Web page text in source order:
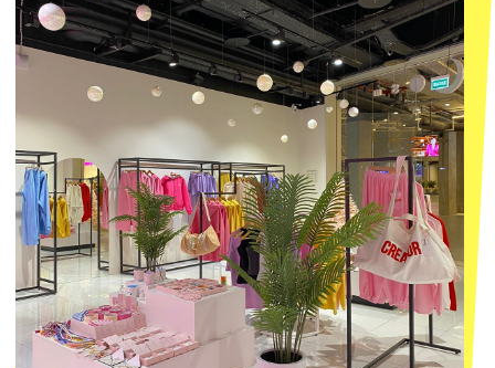
ОГРНИП 320665800076581
© 2021-2025 Macrocosm ®